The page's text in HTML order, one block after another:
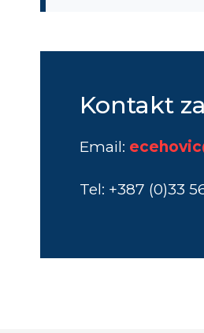
Kontakt
Email:
Tel: +387 (0)33